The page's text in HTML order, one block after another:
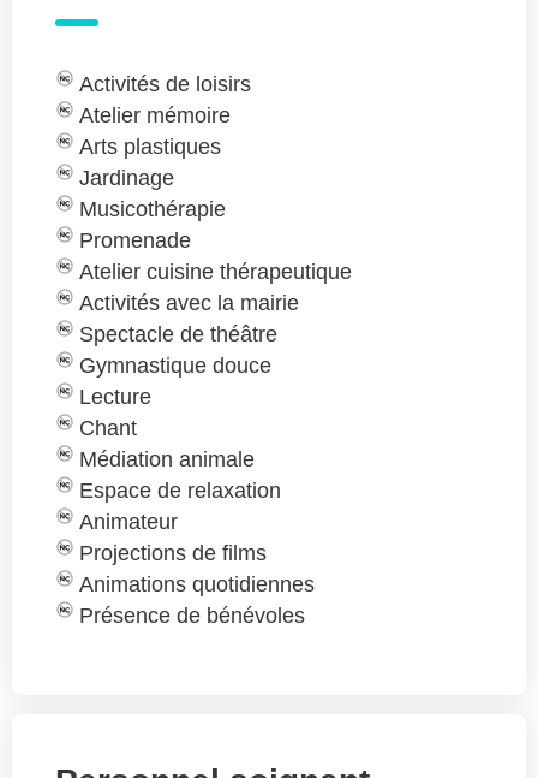
Activités de loisirs
Atelier mémoire
Arts plastiques
Jardinage
Musicothérapie
Promenade
Atelier cuisine thérapeutique
Activités avec la mairie
Spectacle de théâtre
Gymnastique douce
Lecture
Chant
Médiation animale
Espace de relaxation
Animateur
Projections de films
Animations quotidiennes
Présence de bénévoles